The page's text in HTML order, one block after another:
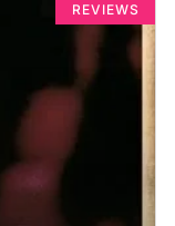
REVIEWS